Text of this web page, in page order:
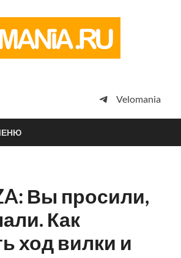
просто
Velomania
Вы просили,
Как
ход вилки и